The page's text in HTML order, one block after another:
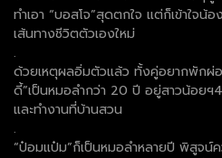
ทำเอา “บอสโจ”สุดตกใจ แต่ก็เข้าใจ
เส้นทางชีวิตตัวเองใหม่
.
ด้วยเหตุผลอิ่มตัวแล้ว ทั้งคู่อยากพักผ่
ดี้”เป็นหมอลำกว่า 20 ปี อยู่สาวน้อยฯ
และทำงานที่บ้านสวน
.
“ป๋อมแป๋ม”ก็เป็นหมอลำหลายปี พิสูจน์